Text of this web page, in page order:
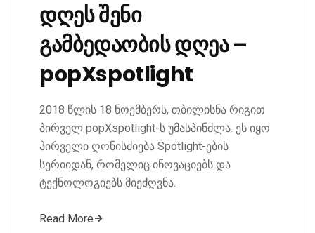
დღეს შენი
გამბედაობის დღეა –
popXspotlight
2018 წლის 18 ნოემბერს, თბილისნა რიგით
პირველ popXspotlight-ს უმასპინძლა. ეს იყო
პირველი ღონისძიება Spotlight-ების
სერიიდან, რომელიც ინოვაციებს და
ტექნოლოგიებს მიეძღვნა.
Read More